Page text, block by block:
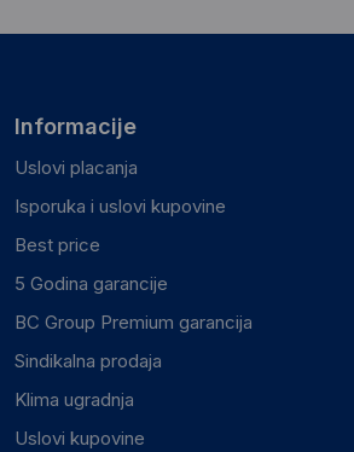
Informacije
Uslovi placanja
Isporuka i uslovi kupovine
Best price
5 Godina garancije
BC Group Premium garancija
Sindikalna prodaja
Klima ugradnja
Uslovi kupovine